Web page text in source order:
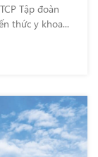
Tập đoàn
thức y khoa...